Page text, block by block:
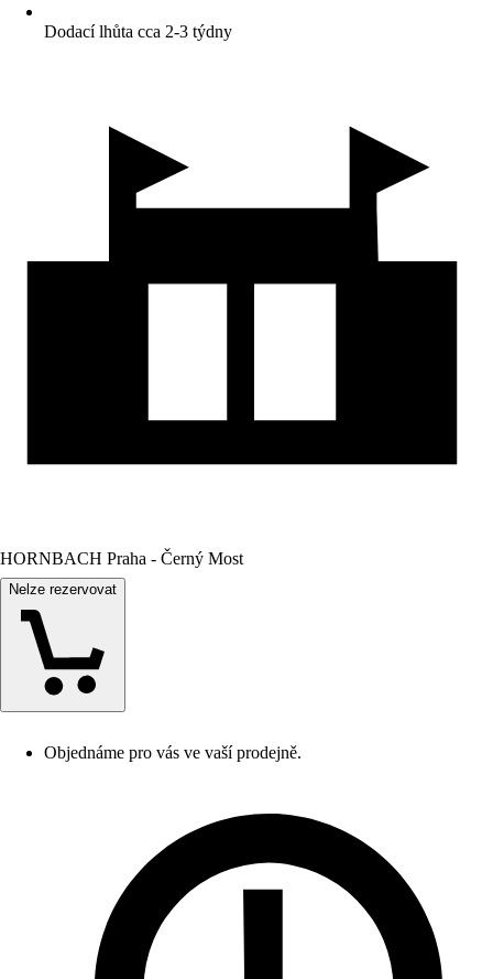
Dodací lhůta cca 2-3 týdny
HORNBACH Praha - Černý Most
Nelze rezervovat
Objednáme pro vás ve vaší prodejně.